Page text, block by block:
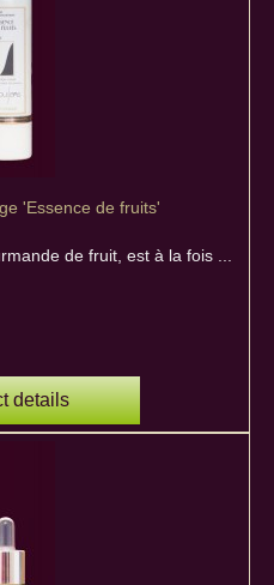
'Essence de fruits'
de fruit, est à la fois ...
details